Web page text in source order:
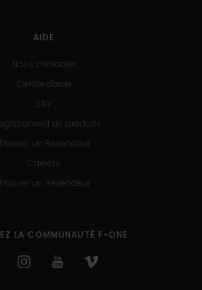
AIDE
Nous contacter
Centre d'aide
SAV
de produits
un Revendeur
Careers
un Revendeur
LA COMMUNAUTÉ F-ONE